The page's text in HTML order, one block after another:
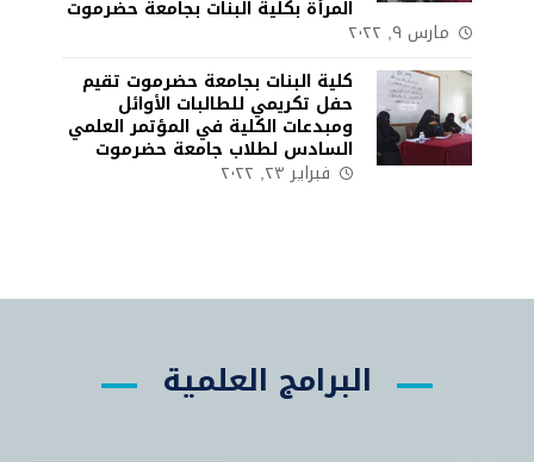
المرأة بكلية البنات بجامعة حضرموت
مارس ٩, ٢٠٢٢
كلية البنات بجامعة حضرموت تقيم
حفل تكريمي للطالبات الأوائل
ومبدعات الكلية في المؤتمر العلمي
السادس لطلاب جامعة حضرموت
فبراير ٢٣, ٢٠٢٢
البرامج العلمية